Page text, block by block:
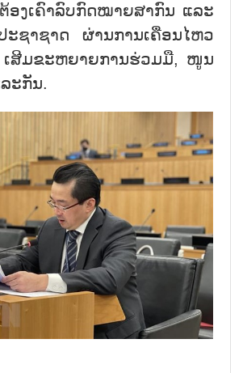
ອງເຄົາລົບກົດໝາຍສາກົນ ແລະ
ະຊາຊາດ ຜ່ານການເຄື່ອນໄຫວ
ເສີມຂະຫຍາຍການຮ່ວມມື, ໜູນ
ະກັນ.